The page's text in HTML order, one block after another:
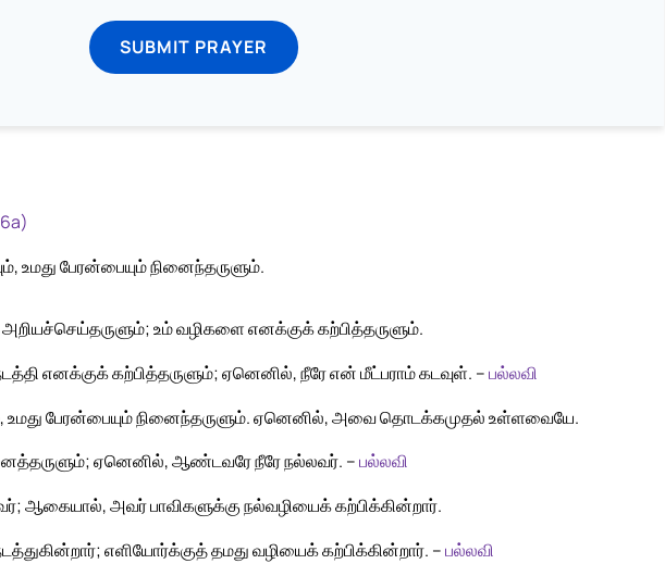
SUBMIT PRAYER
பேரன்பையும் நினைந்தருளும்.
உம் வழிகளை எனக்குக் கற்பித்தருளும்.
எனக்குக் கற்பித்தருளும்; ஏனெனில், நீரே என் மீட்பராம் கடவுள். –பல்லவி
பேரன்பையும் நினைந்தருளும். ஏனெனில், அவை தொடக்கமுதல் உள்ளவையே.
ஏனெனில், ஆண்டவரே நீரே நல்லவர். –பல்லவி
ஆகையால், அவர் பாவிகளுக்கு நல்வழியைக் கற்பிக்கின்றார்.
எளியோர்க்குத் தமது வழியைக் கற்பிக்கின்றார். –பல்லவி